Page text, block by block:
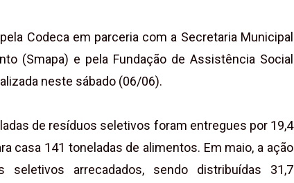
Codeca em parceria com a Secretaria Municipal
(Smapa) e pela Fundação de Assistência Social
neste sábado (06/06).
de resíduos seletivos foram entregues por 19,4
casa 141 toneladas de alimentos. Em maio, a ação
seletivos arrecadados, sendo distribuídas 31,7